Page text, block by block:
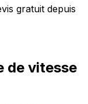
gratuit depuis
de vitesse